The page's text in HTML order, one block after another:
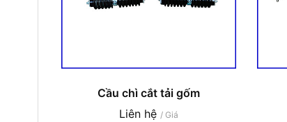
Cầu chì cắt tải gốm
Liên hệ / Giá